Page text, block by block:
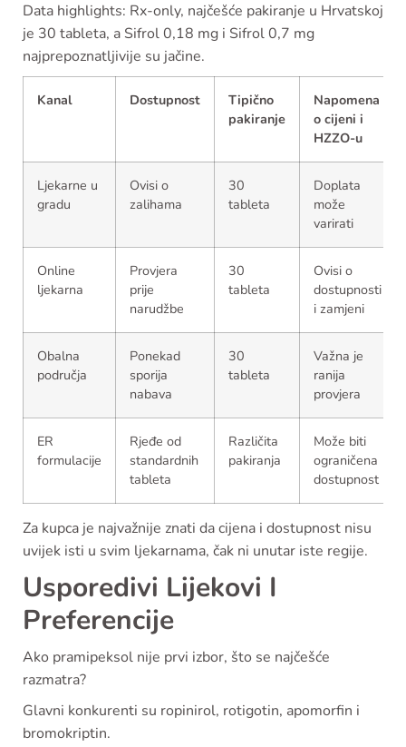
Data highlights: Rx-only, najčešće pakiranje u Hrvatskoj
je 30 tableta, a Sifrol 0,18 mg i Sifrol 0,7 mg
najprepoznatljivije su jačine.
Kanal Dostupnost
Tipično
pakiranje
Napomena
o cijeni i
HZZO-u
Ljekarne u
gradu
Ovisi o
zalihama
30
tableta
Doplata
može
varirati
Online
ljekarna
Provjera
prije
narudžbe
30
tableta
Ovisi o
dostupnosti
i zamjeni
Obalna
područja
Ponekad
sporija
nabava
30
tableta
Važna je
ranija
provjera
ER
formulacije
Rjeđe od
standardnih
tableta
Različita
pakiranja
Može biti
ograničena
dostupnost
Za kupca je najvažnije znati da cijena i dostupnost nisu
uvijek isti u svim ljekarnama, čak ni unutar iste regije.
Usporedivi Lijekovi I
Preferencije
Ako pramipeksol nije prvi izbor, što se najčešće
razmatra?
Glavni konkurenti su ropinirol, rotigotin, apomorfin i
bromokriptin.